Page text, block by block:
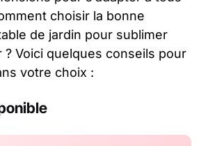
choisir la bonne
de jardin pour sublimer
Voici quelques conseils pour
votre choix :